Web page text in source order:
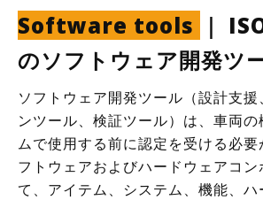
Software tools
｜
のソフトウェア開発ツ
ソフトウェア開発ツール（設計支援
ンツール、検証ツール）は、車両
ムで使用する前に認定を受ける必要
フトウェアおよびハードウェアコン
て、アイテム、システム、機能、ハ